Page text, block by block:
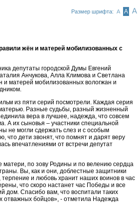
Размер шрифта: А А А
жён и матерей мобилизованных с
депутаты городской Думы Евгений
Анчукова, Алла Климова и Светлана
и матерей мобилизованных вологжан и
из пяти серий посмотрели. Каждая серия
Разные судьбы, разный жизненный
вера в лучшее, надежда, что совсем
А их сыновья – участники специальной
не могли сдержать слез и с особым
что дети звонят, что помнят и дарят веру
впечатлениями от встречи депутат
по зову Родины и по велению сердца
Вы, как и они, доблестные защитники
и любовь хранит наших воинов в час
что скоро настанет час Победы и все
дом. Спасибо вам, что воспитали таких
отважных бойцов», - отметила Надежда